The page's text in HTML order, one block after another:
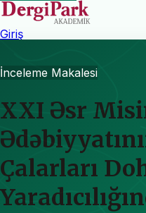
Giriş
İnceleme Makalesi
XXI Əsr
Çalarları